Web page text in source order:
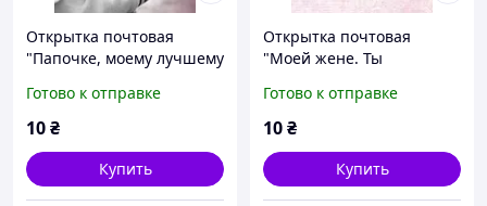
Открытка почтовая
"Папочке, моему лучшему
благодарностью"
Готово к отправке
10₴
Купить
Открытка почтовая
"Моей жене. Ты
и благословение для
меня"
Готово к отправке
10₴
Купить